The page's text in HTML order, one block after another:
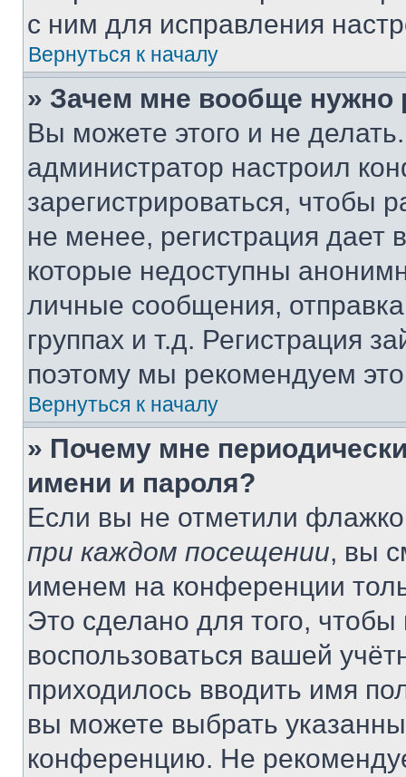
с ним для исправления
Вернуться к началу
» Зачем мне вообще нужно
Вы можете этого и не
администратор настроил
зарегистрироваться, чтобы
не менее, регистрация
которые недоступны
личные сообщения,
группах и т.д. Регистрация
поэтому мы рекомендуем
Вернуться к началу
» Почему мне
имени и пароля?
Если вы не отметили
при каждом посещении, вы
именем на конференции
Это сделано для того, чтобы
воспользоваться вашей
приходилось вводить имя
вы можете выбрать
конференцию. Не